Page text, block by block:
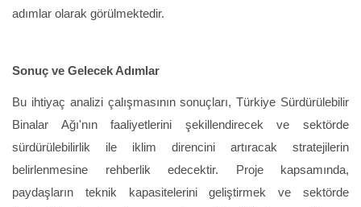
adımlar olarak görülmektedir.
Sonuç ve Gelecek Adımlar
Bu ihtiyaç analizi çalışmasının sonuçları, Türkiye Sürdürülebilir
Binalar Ağı'nın faaliyetlerini şekillendirecek ve sektörde
sürdürülebilirlik ile iklim direncini artıracak stratejilerin
belirlenmesine rehberlik edecektir. Proje kapsamında,
paydaşların teknik kapasitelerini geliştirmek ve sektörde